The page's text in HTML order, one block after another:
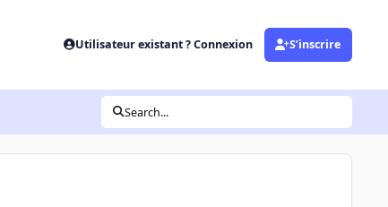
Utilisateur existant ? Connexion S’inscrire
Search...